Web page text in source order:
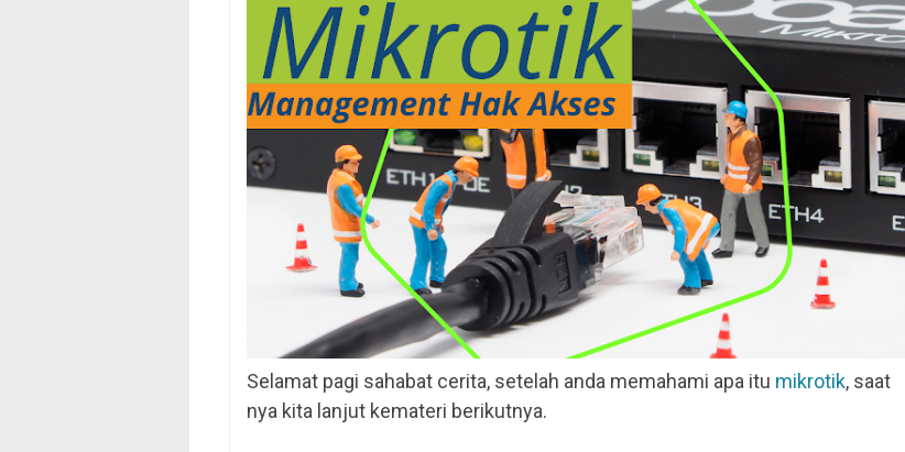
Selamat pagi sahabat cerita, setelah anda memahami apa itu mikrotik, saat
nya kita lanjut kemateri berikutnya.